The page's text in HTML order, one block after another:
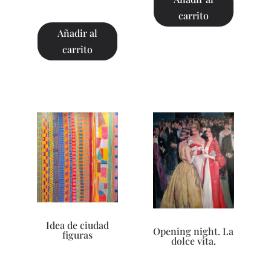
Añadir al
carrito
carrito
Idea de ciudad
figuras Opening night. La
dolce vita.